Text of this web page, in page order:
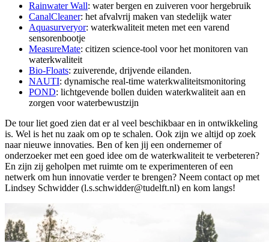
Rainwater Wall: water bergen en zuiveren voor hergebruik
CanalCleaner: het afvalvrij maken van stedelijk water
Aquasurveryor: waterkwaliteit meten met een varend
sensorenbootje
MeasureMate: citizen science-tool voor het monitoren van
waterkwaliteit
Bio-Floats: zuiverende, drijvende eilanden.
NAUTI: dynamische real-time waterkwaliteitsmonitoring
POND: lichtgevende bollen duiden waterkwaliteit aan en
zorgen voor waterbewustzijn
De tour liet goed zien dat er al veel beschikbaar en in ontwikkeling
is. Wel is het nu zaak om op te schalen. Ook zijn we altijd op zoek
naar nieuwe innovaties. Ben of ken jij een ondernemer of
onderzoeker met een goed idee om de waterkwaliteit te verbeteren?
En zijn zij geholpen met ruimte om te experimenteren of een
netwerk om hun innovatie verder te brengen? Neem contact op met
Lindsey Schwidder (l.s.schwidder@tudelft.nl) en kom langs!